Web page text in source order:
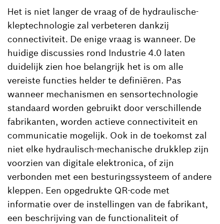
Het is niet langer de vraag of de hydraulische-
kleptechnologie zal verbeteren dankzij
connectiviteit. De enige vraag is wanneer. De
huidige discussies rond Industrie 4.0 laten
duidelijk zien hoe belangrijk het is om alle
vereiste functies helder te definiëren. Pas
wanneer mechanismen en sensortechnologie
standaard worden gebruikt door verschillende
fabrikanten, worden actieve connectiviteit en
communicatie mogelijk. Ook in de toekomst zal
niet elke hydraulisch-mechanische drukklep zijn
voorzien van digitale elektronica, of zijn
verbonden met een besturingssysteem of andere
kleppen. Een opgedrukte QR-code met
informatie over de instellingen van de fabrikant,
een beschrijving van de functionaliteit of